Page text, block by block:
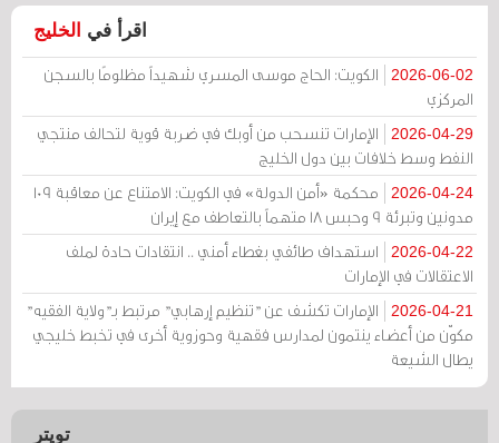
اقرأ في الخليج
2026-06-02
الكويت: الحاج موسى المسري شهيداً مظلومًا بالسجن
المركزي
2026-04-29
الإمارات تنسحب من أوبك في ضربة قوية لتحالف منتجي
النفط وسط خلافات بين دول الخليج
2026-04-24
محكمة «أمن الدولة» في الكويت: الامتناع عن معاقبة 109
مدونين وتبرئة 9 وحبس 18 متهماً بالتعاطف مع إيران
2026-04-22
استهداف طائفي بغطاء أمني .. انتقادات حادة لملف
الاعتقالات في الإمارات
2026-04-21
الإمارات تكشف عن "تنظيم إرهابي" مرتبط بـ"ولاية الفقيه"
مكوّن من أعضاء ينتمون لمدارس فقهية وحوزوية أخرى في تخبط خليجي
يطال الشيعة
تويتر